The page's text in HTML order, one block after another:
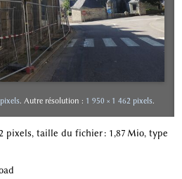
. Autre résolution : 1 950 × 1 462 pixels.
pixels, taille du fichier : 1,87 Mio, type